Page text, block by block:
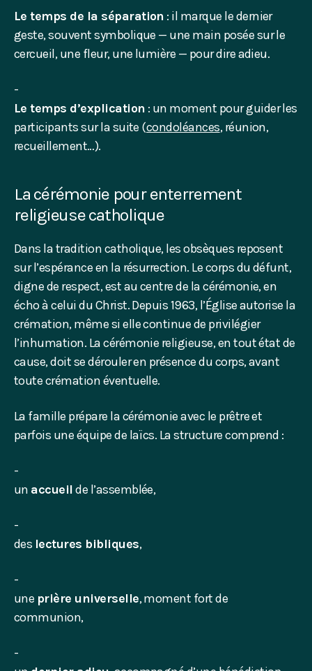
Le temps de la séparation : il marque le dernier
geste, souvent symbolique — une main posée sur le
cercueil, une fleur, une lumière — pour dire adieu.
Le temps d’explication : un moment pour guider les
participants sur la suite (condoléances, réunion,
recueillement…).
La cérémonie pour enterrement
religieuse catholique
Dans la tradition catholique, les obsèques reposent
sur l’espérance en la résurrection. Le corps du défunt,
digne de respect, est au centre de la cérémonie, en
écho à celui du Christ. Depuis 1963, l’Église autorise la
crémation, même si elle continue de privilégier
l’inhumation. La cérémonie religieuse, en tout état de
cause, doit se dérouler en présence du corps, avant
toute crémation éventuelle.
La famille prépare la cérémonie avec le prêtre et
parfois une équipe de laïcs. La structure comprend :
un accueilde l’assemblée,
des lectures bibliques,
une prière universelle, moment fort de
communion,